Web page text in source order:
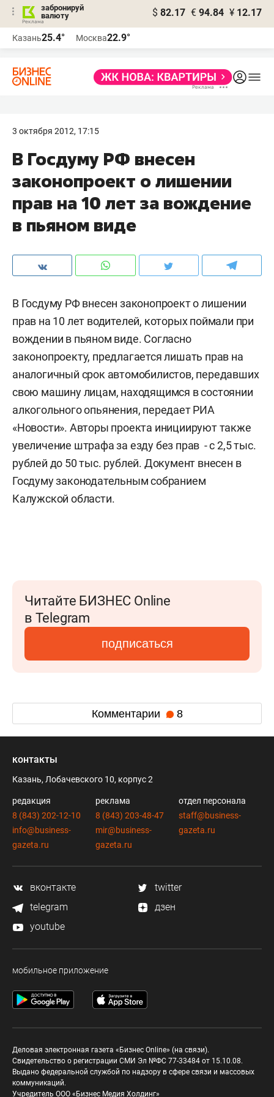
забронируй
валюту
$ 82.17 € 94.84 ¥ 12.17
Казань25.4° Москва22.9°
3 октября 2012, 17:15
В Госдуму РФ внесен
законопроект о лишении
прав на 10 лет за вождение
в пьяном виде
В Госдуму РФ внесен законопроект о лишении
прав на 10 лет водителей, которых поймали при
вождении в пьяном виде. Согласно
законопроекту, предлагается лишать прав на
аналогичный срок автомобилистов, передавших
свою машину лицам, находящимся в состоянии
алкогольного опьянения, передает РИА
«Новости». Авторы проекта инициируют также
увеличение штрафа за езду без прав - с 2,5 тыс.
рублей до 50 тыс. рублей. Документ внесен в
Госдуму законодательным собранием
Калужской области.
Читайте БИЗНЕС Online
в Telegram
подписаться
Комментарии 8
контакты
Казань, Лобачевского 10, корпус 2
редакция
8 (843) 202-12-10
info@business-
gazeta.ru
реклама
8 (843) 203-48-47
mir@business-
gazeta.ru
отдел персонала
staff@business-
gazeta.ru
вконтакте
twitter
telegram
дзен
youtube
мобильное приложение
Деловая электронная газета «Бизнес Online» (на связи).
Свидетельство о регистрации СМИ Эл №ФС 77-33484 от 15.10.08.
Выдано федеральной службой по надзору в сфере связи и массовых
коммуникаций.
Учредитель ООО «Бизнес Медия Холдинг»